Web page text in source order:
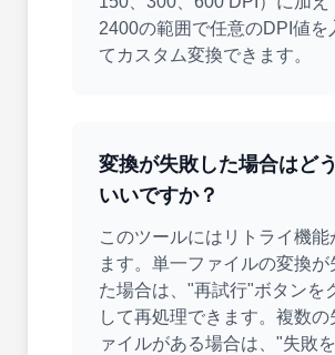
2400の範囲で任意のDPI値を
てカスタム変換できます。
変換が失敗した場合はど
いいですか？
このツールにはリトライ機能
ます。単一ファイルの変換が
た場合は、"再試行"ボタンを
して再処理できます。複数の
ァイルがある場合は、"失敗